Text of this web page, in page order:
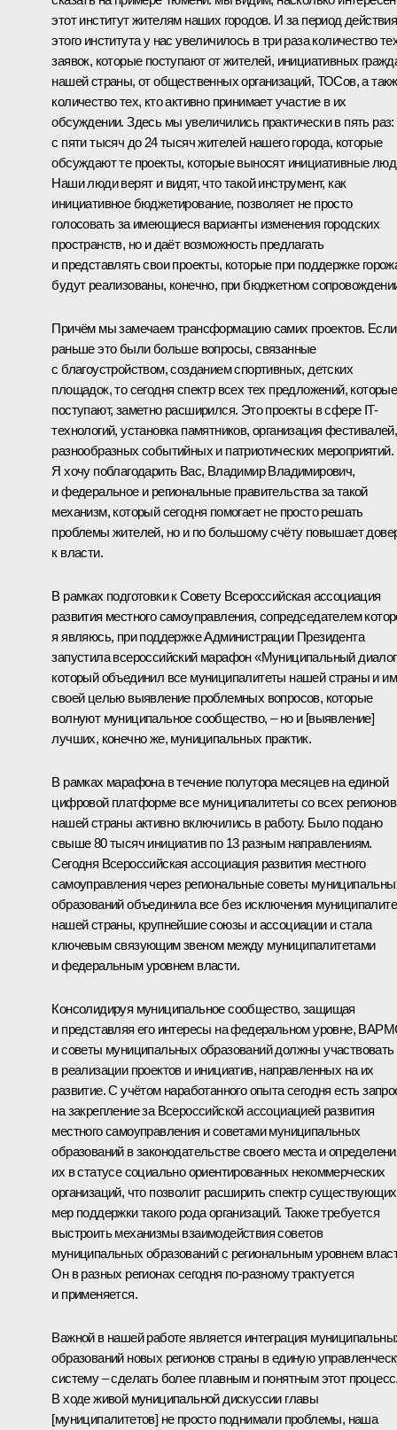
этот институт жителям наших городов. И за период действия
этого института у нас увеличилось в три раза количество
заявок, которые поступают от жителей, инициативных
нашей страны, от общественных организаций, ТОСов, а
количество тех, кто активно принимает участие в их
обсуждении. Здесь мы увеличились практически в пять раз:
с пяти тысяч до 24 тысяч жителей нашего города, которые
обсуждают те проекты, которые выносят инициативные
Наши люди верят и видят, что такой инструмент, как
инициативное бюджетирование, позволяет не просто
голосовать за имеющиеся варианты изменения городских
пространств, но и даёт возможность предлагать
и представлять свои проекты, которые при поддержке
будут реализованы, конечно, при бюджетном
Причём мы замечаем трансформацию самих проектов. Если
раньше это были больше вопросы, связанные
с благоустройством, созданием спортивных, детских
площадок, то сегодня спектр всех тех предложений, которые
поступают, заметно расширился. Это проекты в сфере IT-
технологий, установка памятников, организация фестивалей,
разнообразных событийных и патриотических мероприятий.
Я хочу поблагодарить Вас, Владимир Владимирович,
и федеральное и региональные правительства за такой
механизм, который сегодня помогает не просто решать
проблемы жителей, но и по большому счёту повышает
к власти.
В рамках подготовки к Совету Всероссийская ассоциация
развития местного самоуправления, сопредседателем
я являюсь, при поддержке Администрации Президента
запустила всероссийский марафон «Муниципальный
который объединил все муниципалитеты нашей страны и
своей целью выявление проблемных вопросов, которые
волнуют муниципальное сообщество, – но и [выявление]
лучших, конечно же, муниципальных практик.
В рамках марафона в течение полутора месяцев на единой
цифровой платформе все муниципалитеты со всех регионов
нашей страны активно включились в работу. Было подано
свыше 80 тысяч инициатив по 13 разным направлениям.
Сегодня Всероссийская ассоциация развития местного
самоуправления через региональные советы
образований объединила все без исключения
нашей страны, крупнейшие союзы и ассоциации и стала
ключевым связующим звеном между муниципалитетами
и федеральным уровнем власти.
Консолидируя муниципальное сообщество, защищая
и представляя его интересы на федеральном уровне,
и советы муниципальных образований должны участвовать
в реализации проектов и инициатив, направленных на их
развитие. С учётом наработанного опыта сегодня есть
на закрепление за Всероссийской ассоциацией развития
местного самоуправления и советами муниципальных
образований в законодательстве своего места и
их в статусе социально ориентированных некоммерческих
организаций, что позволит расширить спектр существующих
мер поддержки такого рода организаций. Также требуется
выстроить механизмы взаимодействия советов
муниципальных образований с региональным уровнем
Он в разных регионах сегодня по-разному трактуется
и применяется.
Важной в нашей работе является интеграция
образований новых регионов страны в единую
систему ‒ сделать более плавным и понятным этот
В ходе живой муниципальной дискуссии главы
[муниципалитетов] не просто поднимали проблемы, наша